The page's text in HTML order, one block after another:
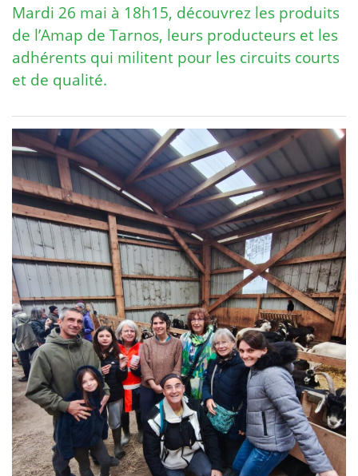
Mardi 26 mai à 18h15, découvrez les produits
de l’Amap de Tarnos, leurs producteurs et les
adhérents qui militent pour les circuits courts
et de qualité.